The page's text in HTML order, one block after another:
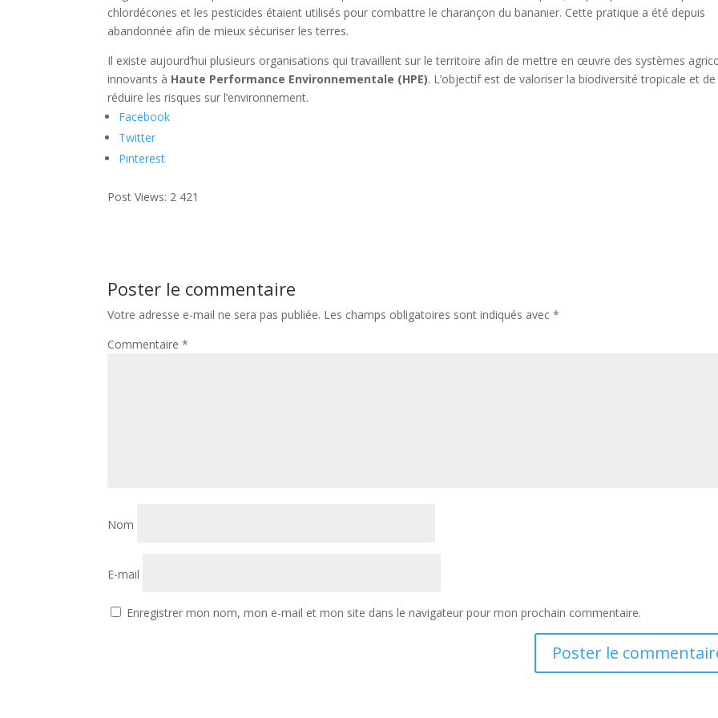
chlordécones et les pesticides étaient utilisés pour combattre le charançon du bananier. Cette pratique a été depuis
abandonnée afin de mieux sécuriser les terres.
Il existe aujourd’hui plusieurs organisations qui travaillent sur le territoire afin de mettre en œuvre des systèmes
innovants à Haute Performance Environnementale (HPE). L’objectif est de valoriser la biodiversité tropicale et de
réduire les risques sur l’environnement.
Facebook
Twitter
Pinterest
Post Views: 2 421
Poster le commentaire
Votre adresse e-mail ne sera pas publiée. Les champs obligatoires sont indiqués avec*
Commentaire*
Nom
E-mail
Enregistrer mon nom, mon e-mail et mon site dans le navigateur pour mon prochain commentaire.